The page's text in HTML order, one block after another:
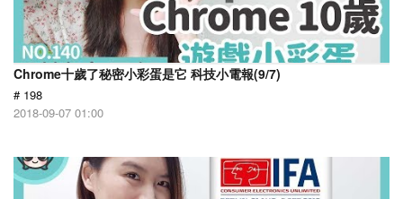
Chrome十歲了秘密小彩蛋是它 科技小電報(9/7)
# 198
2018-09-07 01:00